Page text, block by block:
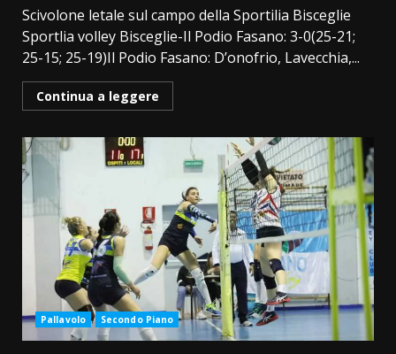
Scivolone letale sul campo della Sportilia Bisceglie
Sportlia volley Bisceglie-Il Podio Fasano: 3-0(25-21;
25-15; 25-19)Il Podio Fasano: D’onofrio, Lavecchia,...
Continua a leggere
Pallavolo Secondo Piano